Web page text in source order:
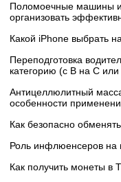
Поломоечные машины
организовать
Какой iPhone выбрать
Переподготовка
категорию (с B на C
Антицеллюлитный
особенности
Как безопасно
Роль инфлюенсеров на
Как получить монеты в